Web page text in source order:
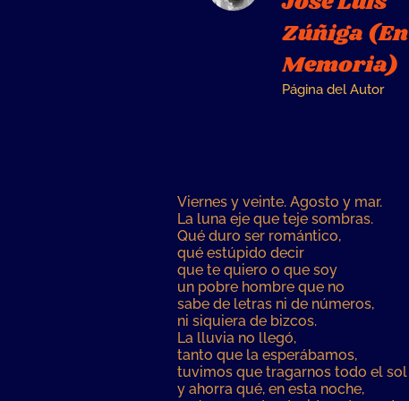
Zúñiga (En
Memoria)
Página del Autor
Viernes y veinte. Agosto y mar.
La luna eje que teje sombras.
Qué duro ser romántico,
qué estúpido decir
que te quiero o que soy
un pobre hombre que no
sabe de letras ni de números,
ni siquiera de bizcos.
La lluvia no llegó,
tanto que la esperábamos,
tuvimos que tragarnos todo el sol
y ahorra qué, en esta noche,